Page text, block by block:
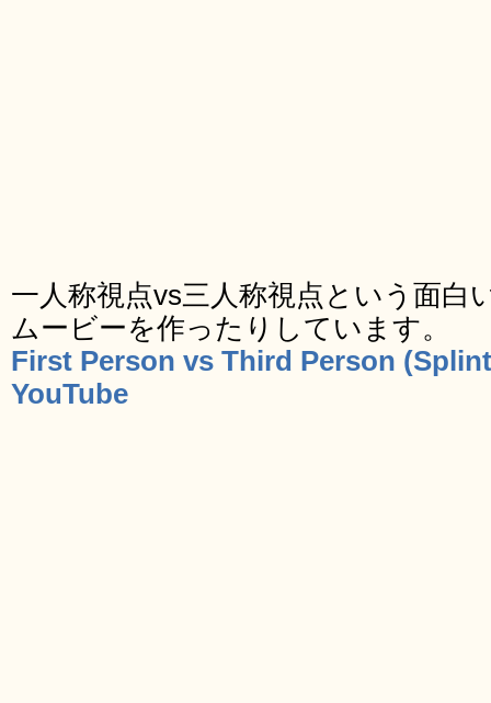
一人称視点vs三人称視点という面白
ムービーを作ったりしています。
First Person vs Third Person
YouTube